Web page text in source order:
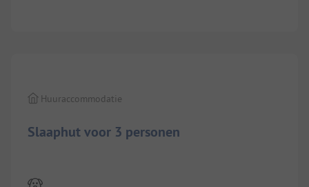
Slaaphut voor 3 personen
Huuraccommodatie